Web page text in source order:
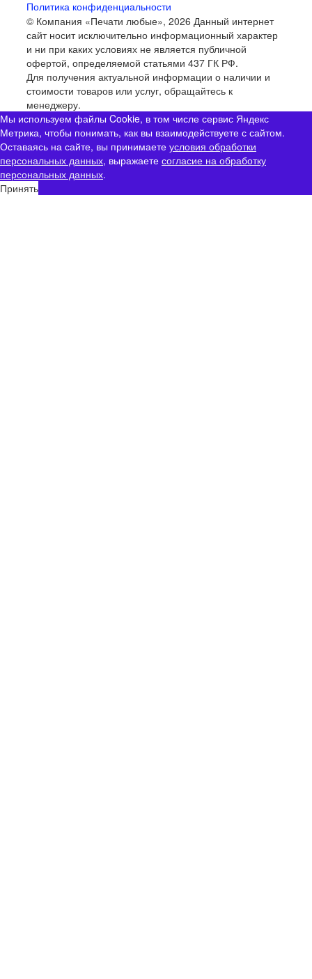
Политика конфиденциальности
© Компания «Печати любые», 2026 Данный интернет
сайт носит исключительно информационный характер
и ни при каких условиях не является публичной
офертой, определяемой статьями 437 ГК РФ.
Для получения актуальной информации о наличии и
стоимости товаров или услуг, обращайтесь к
менеджеру.
Мы используем файлы Cookie, в том числе сервис Яндекс
Метрика, чтобы понимать, как вы взаимодействуете с сайтом.
Оставаясь на сайте, вы принимаете условия обработки
персональных данных, выражаете согласие на обработку
персональных данных.
Принять